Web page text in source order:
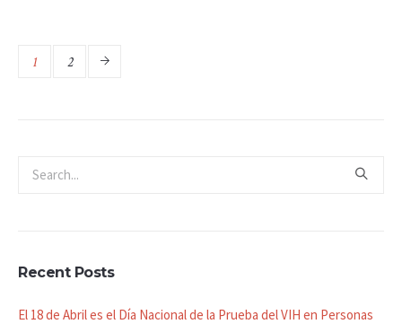
1 2
Recent Posts
El 18 de Abril es el Día Nacional de la Prueba del VIH en Personas